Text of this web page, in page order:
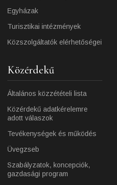
Egyházak
Turisztikai intézmények
Közszolgáltatók elérhetőségei
Közérdekű
Általános közzétételi lista
Közérdekű adatkérelemre
adott válaszok
Tevékenységek és működés
Üvegzseb
Szabályzatok, koncepciók,
gazdasági program